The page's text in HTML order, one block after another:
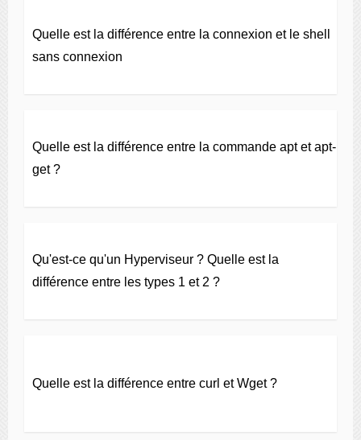
Quelle est la différence entre la connexion et le shell
sans connexion
Quelle est la différence entre la commande apt et apt-
get ?
Qu'est-ce qu'un Hyperviseur ? Quelle est la
différence entre les types 1 et 2 ?
Quelle est la différence entre curl et Wget ?